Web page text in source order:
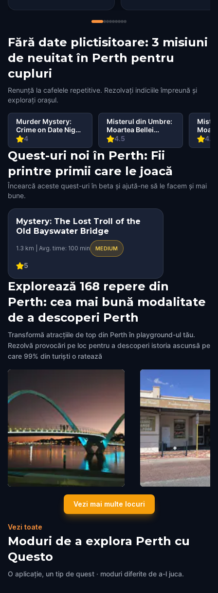
Fără date plictisitoare: 3 misiuni
de neuitat în Perth pentru
cupluri
Renunță la cafelele repetitive. Rezolvați indiciile împreună și
explorați orașul.
4
Murder Mystery:
Crime on Date Night
in Northbridge,
Perth
4.5
Misterul din Umbre:
Moartea Bellei
Wanderlust în South
Perth Perth
Quest-uri noi în Perth: Fii
printre primii care le joacă
Încearcă aceste quest-uri în beta și ajută-ne să le facem și mai
bune.
Mystery: The Lost Troll of the
Old Bayswater Bridge
1.3 km | Avg. time: 100 min MEDIUM
5
Explorează 168 repere din
Perth: cea mai bună modalitate
de a descoperi Perth
Transformă atracțiile de top din Perth în playground-ul tău.
Rezolvă provocări pe loc pentru a descoperi istoria ascunsă pe
care 99% din turiști o ratează
Elizabeth Quay Bridge Mondo Butchers
Vezi mai multe locuri
Vezi toate
Moduri de a explora Perth cu
Questo
O aplicație, un tip de quest · moduri diferite de a-l juca.